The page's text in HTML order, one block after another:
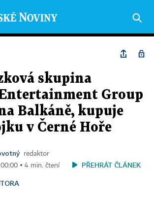
skupina
Group
Balkáně, kupuje
v Černé Hoře
redaktor
00:00 ▪ 4 min. čtení
PŘEHRÁT ČLÁNEK